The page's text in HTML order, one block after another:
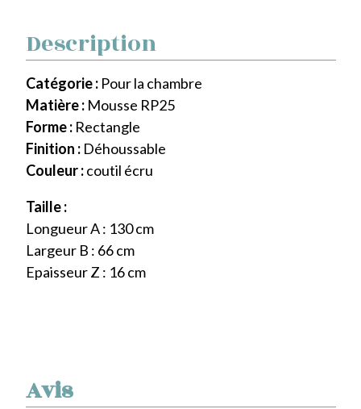
Avis
Description
Catégorie : Pour la chambre
Matière : Mousse RP25
Forme : Rectangle
Finition : Déhoussable
Couleur :coutil écru
Taille :
Longueur A : 130 cm
Largeur B : 66 cm
Epaisseur Z : 16 cm